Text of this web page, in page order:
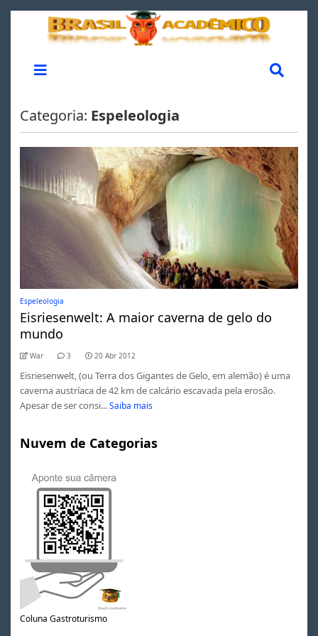
Categoria: Espeleologia
Espeleologia
Eisriesenwelt: A maior caverna de gelo do
mundo
War 3 20 Abr 2012
Eisriesenwelt, (ou Terra dos Gigantes de Gelo, em alemão) é uma
caverna austríaca de 42 km de calcário escavada pela erosão.
Apesar de ser consi... Saiba mais
Nuvem de Categorias
Coluna Gastroturismo